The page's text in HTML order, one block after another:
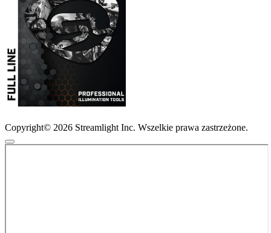
Copyright© 2026 Streamlight Inc. Wszelkie prawa zastrzeżone.